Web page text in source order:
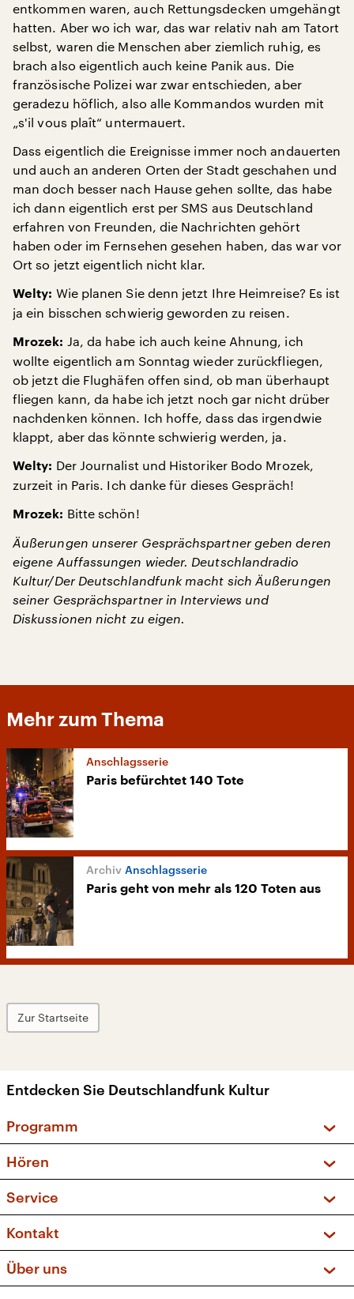
entkommen waren, auch Rettungsdecken umgehängt
hatten. Aber wo ich war, das war relativ nah am Tatort
selbst, waren die Menschen aber ziemlich ruhig, es
brach also eigentlich auch keine Panik aus. Die
französische Polizei war zwar entschieden, aber
geradezu höflich, also alle Kommandos wurden mit
„s'il vous plaît“ untermauert.
Dass eigentlich die Ereignisse immer noch andauerten
und auch an anderen Orten der Stadt geschahen und
man doch besser nach Hause gehen sollte, das habe
ich dann eigentlich erst per SMS aus Deutschland
erfahren von Freunden, die Nachrichten gehört
haben oder im Fernsehen gesehen haben, das war vor
Ort so jetzt eigentlich nicht klar.
Welty: Wie planen Sie denn jetzt Ihre Heimreise? Es ist
ja ein bisschen schwierig geworden zu reisen.
Mrozek: Ja, da habe ich auch keine Ahnung, ich
wollte eigentlich am Sonntag wieder zurückfliegen,
ob jetzt die Flughäfen offen sind, ob man überhaupt
fliegen kann, da habe ich jetzt noch gar nicht drüber
nachdenken können. Ich hoffe, dass das irgendwie
klappt, aber das könnte schwierig werden, ja.
Welty: Der Journalist und Historiker Bodo Mrozek,
zurzeit in Paris. Ich danke für dieses Gespräch!
Mrozek: Bitte schön!
Äußerungen unserer Gesprächspartner geben deren
eigene Auffassungen wieder. Deutschlandradio
Kultur/Der Deutschlandfunk macht sich Äußerungen
seiner Gesprächspartner in Interviews und
Diskussionen nicht zu eigen.
Mehr zum Thema
Anschlagsserie
Paris befürchtet 140 Tote
Anschlagsserie
Paris geht von mehr als 120 Toten aus
Zur Startseite
Entdecken Sie Deutschlandfunk Kultur
Programm
Sendungen und Podcasts
Musikliste
Kakadu – Das Kinderprogramm
Hören
Frequenzen (UKW + DAB+)
Service
FAQ
Apps
Newsletter
Kontakt
Social Media
Über uns